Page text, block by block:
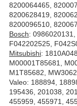
8200064465,
8200628419,
8200096510,
Bosch:
F042202525,
Mitsubishi:
M00001T85681,
M1T85682,
Valeo: 188894,
195436, 201038,
455959, 455971,